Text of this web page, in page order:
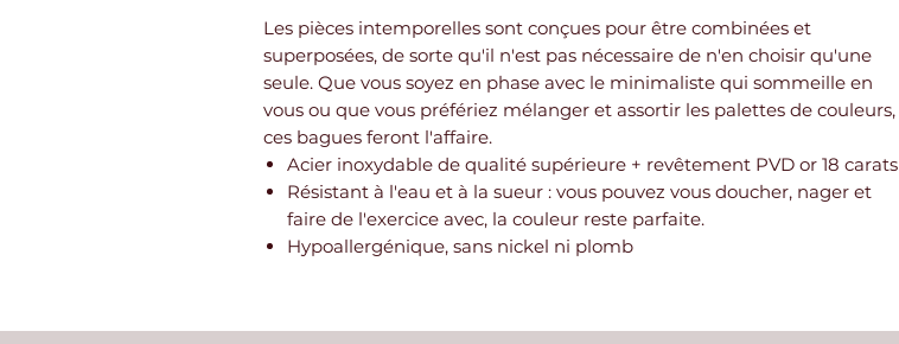
Les pièces intemporelles sont conçues pour être combinées et
superposées, de sorte qu'il n'est pas nécessaire de n'en choisir qu'une
seule. Que vous soyez en phase avec le minimaliste qui sommeille en
vous ou que vous préfériez mélanger et assortir les palettes de couleurs,
ces bagues feront l'affaire.
Acier inoxydable de qualité supérieure + revêtement PVD or 18 carats
Résistant à l'eau et à la sueur : vous pouvez vous doucher, nager et
faire de l'exercice avec, la couleur reste parfaite.
Hypoallergénique, sans nickel ni plomb